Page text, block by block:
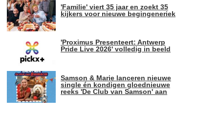
'Familie' viert 35 jaar en zoekt 35
kijkers voor nieuwe begingeneriek
'Proximus Presenteert: Antwerp
Pride Live 2026' volledig in beeld
Samson & Marie lanceren nieuwe
single én kondigen gloednieuwe
reeks 'De Club van Samson' aan